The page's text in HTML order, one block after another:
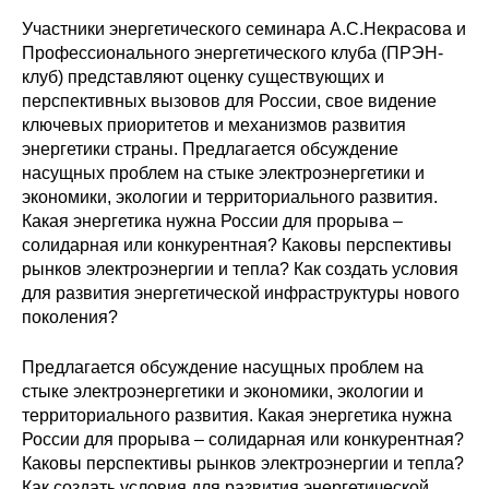
Редакционная этика
Информация для авторов
Общие требования
Стандарты оформления
Научные труды
О журнале
Редакционная этика
Информация для авторов
Участники энергетического семинара А.С.Некрасова и
Профессионального энергетического клуба (ПРЭН-
клуб) представляют оценку существующих и
перспективных вызовов для России, свое видение
ключевых приоритетов и механизмов развития
энергетики страны. Предлагается обсуждение
насущных проблем на стыке электроэнергетики и
экономики, экологии и территориального развития.
Какая энергетика нужна России для прорыва –
солидарная или конкурентная? Каковы перспективы
рынков электроэнергии и тепла? Как создать условия
для развития энергетической инфраструктуры нового
поколения?
Предлагается обсуждение насущных проблем на
стыке электроэнергетики и экономики, экологии и
территориального развития. Какая энергетика нужна
России для прорыва – солидарная или конкурентная?
Каковы перспективы рынков электроэнергии и тепла?